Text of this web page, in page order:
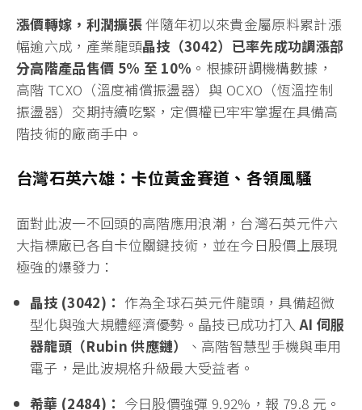
漲價轉嫁，利潤擴張伴隨年初以來貴金屬原料累計漲
幅逾六成，產業龍頭晶技（3042）已率先成功調漲部
分高階產品售價 5% 至 10% 。根據研調機構數據，
高階 TCXO（溫度補償振盪器）與 OCXO（恆溫控制
振盪器）交期持續吃緊，定價權已牢牢掌握在具備高
階技術的廠商手中。
台灣石英六雄：卡位黃金賽道、各領風騷
面對此波一不回頭的高階應用浪潮，台灣石英元件六
大指標廠已各自卡位關鍵技術，並在今日股價上展現
極強的爆發力：
晶技 (3042)： 作為全球石英元件龍頭，具備超微
型化與強大規體經濟優勢。晶技已成功打入AI 伺服
器龍頭（Rubin 供應鏈）
、高階智慧型手機與車用
電子，是此波規格升級最大受益者。
希華 (2484)： 今日股價強彈 9.92%，報 79.8 元。